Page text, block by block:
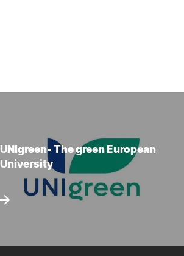
UNIgreen- The green European
University